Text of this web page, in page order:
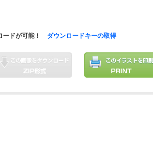
ードが可能！ ダウンロードキーの取得